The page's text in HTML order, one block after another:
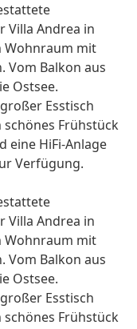
Villa Andrea in
Wohnraum mit
Vom Balkon aus
Ostsee.
Esstisch
Frühstück
eine HiFi-Anlage
Verfügung.
Villa Andrea in
Wohnraum mit
Vom Balkon aus
Ostsee.
Esstisch
Frühstück